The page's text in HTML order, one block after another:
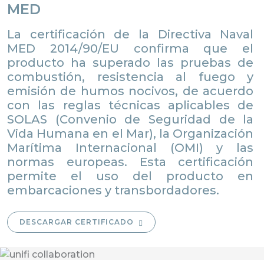
MED
La certificación de la Directiva Naval
MED 2014/90/EU confirma que el
producto ha superado las pruebas de
combustión, resistencia al fuego y
emisión de humos nocivos, de acuerdo
con las reglas técnicas aplicables de
SOLAS (Convenio de Seguridad de la
Vida Humana en el Mar), la Organización
Marítima Internacional (OMI) y las
normas europeas. Esta certificación
permite el uso del producto en
embarcaciones y transbordadores.
DESCARGAR CERTIFICADO